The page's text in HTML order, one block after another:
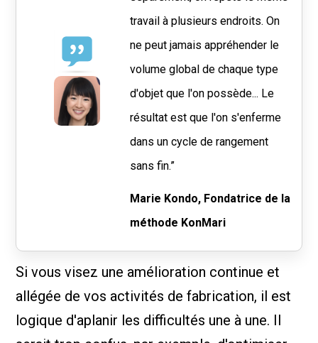
travail à plusieurs endroits. On
ne peut jamais appréhender le
volume global de chaque type
d'objet que l'on possède... Le
résultat est que l'on s'enferme
dans un cycle de rangement
sans fin.”
Marie Kondo, Fondatrice de la
méthode KonMari
Si vous visez une amélioration continue et
allégée de vos activités de fabrication, il est
logique d'aplanir les difficultés une à une. Il